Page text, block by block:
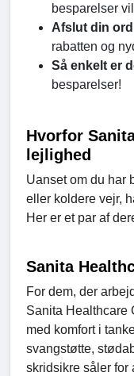
besparelser
Afslut din
rabatten og
Så enkelt er
besparelser!
Hvorfor
lejlighed
Uanset om du har
eller koldere vejr,
Her er et par af
Sanita
For dem, der
Sanita Healthcare
med komfort i
svangstøtte,
skridsikre såler for